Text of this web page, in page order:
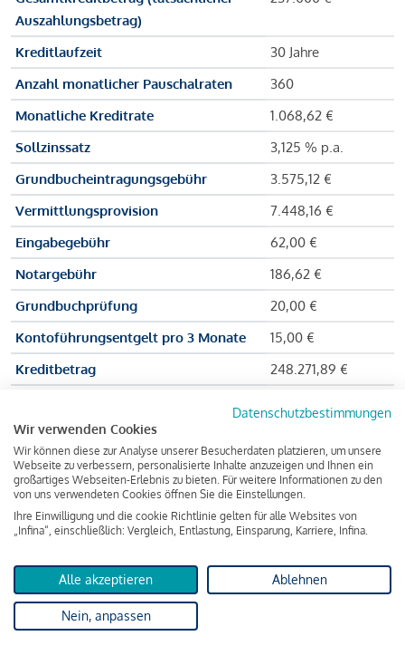
Auszahlungsbetrag)
Kreditlaufzeit
30 Jahre
Anzahl monatlicher Pauschalraten
360
Monatliche Kreditrate
1.068,62 €
Sollzinssatz
3,125 % p.a.
Grundbucheintragungsgebühr
3.575,12 €
Vermittlungsprovision
7.448,16 €
Eingabegebühr
62,00 €
Notargebühr
186,62 €
Grundbuchprüfung
20,00 €
Kontoführungsentgelt pro 3 Monate
15,00 €
Kreditbetrag
248.271,89 €
Zu zahlender Gesamtbetrag
Kreditvermittler
INFINA Credit
Broker GmbH
von 237.000 Euro ausgezahlt, um die Wohnung zu kaufen.
Darüber hinaus fallen aber noch einige Gebühren an (z. B. die
Grundbucheintragungsgebühr), sodass die Bank den
Datenschutzbestimmungen
Wir verwenden Cookies
Wir können diese zur Analyse unserer Besucherdaten platzieren, um unsere
Webseite zu verbessern, personalisierte Inhalte anzuzeigen und Ihnen ein
großartiges Webseiten-Erlebnis zu bieten. Für weitere Informationen zu den
von uns verwendeten Cookies öffnen Sie die Einstellungen.
Ihre Einwilligung und die cookie Richtlinie gelten für alle Websites von
„Infina“, einschließlich: Vergleich, Entlastung, Einsparung, Karriere, Infina.
Alle akzeptieren Ablehnen
Nein, anpassen